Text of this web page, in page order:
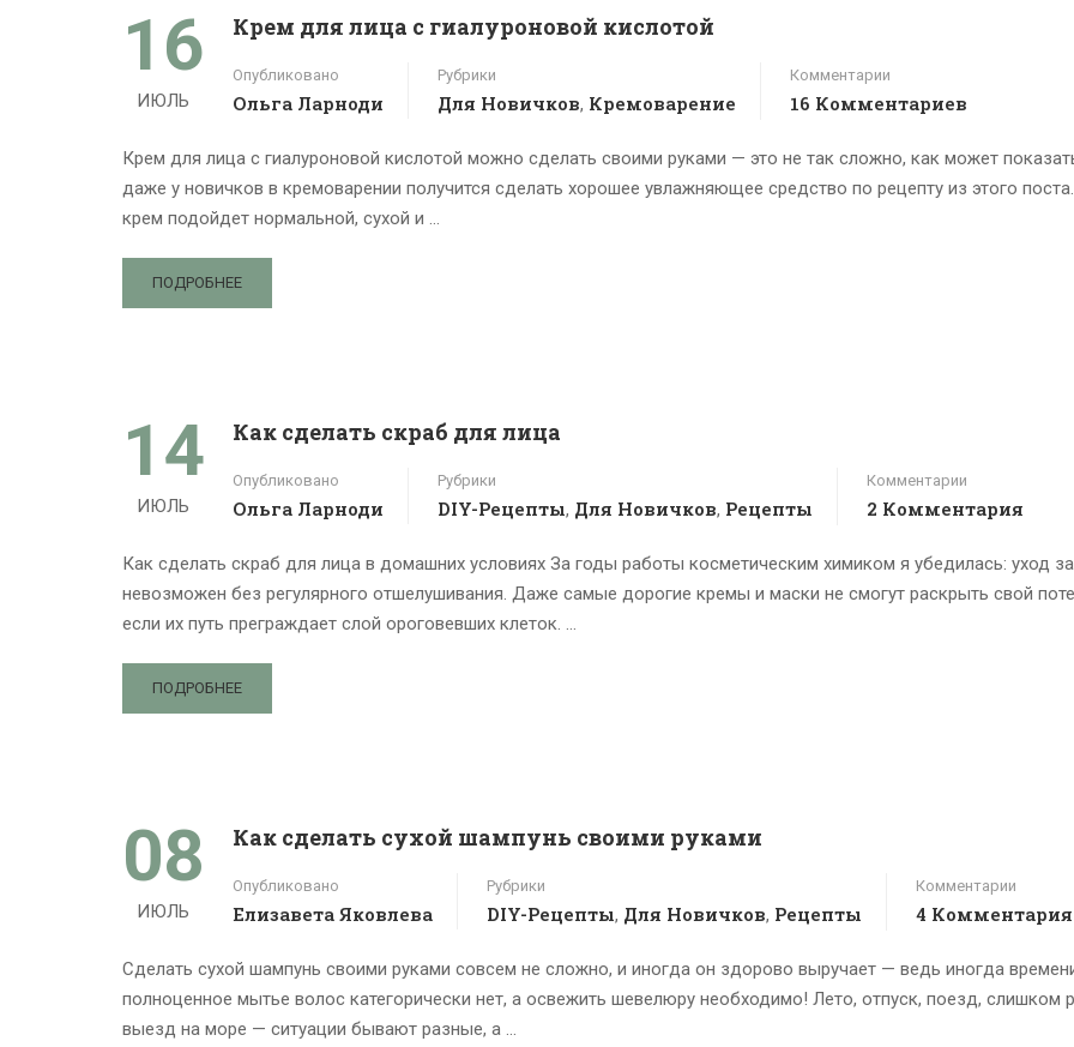
16
ИЮЛЬ
Крем для лица с гиалуроновой кислотой
Опубликовано
Ольга Ларноди
Рубрики
Для Новичков, Кремоварение
Комментарии
16 Комментариев
Крем для лица с гиалуроновой кислотой можно сделать своими руками — это не так сложно, как может
даже у новичков в кремоварении получится сделать хорошее увлажняющее средство по рецепту из этого
крем подойдет нормальной, сухой и …
ПОДРОБНЕЕ
14
ИЮЛЬ
Как сделать скраб для лица
Опубликовано
Ольга Ларноди
Рубрики
DIY-Рецепты, Для Новичков, Рецепты
Комментарии
2 Комментария
Как сделать скраб для лица в домашних условиях За годы работы косметическим химиком я убедилась: уход
невозможен без регулярного отшелушивания. Даже самые дорогие кремы и маски не смогут раскрыть свой
если их путь преграждает слой ороговевших клеток. …
ПОДРОБНЕЕ
08
ИЮЛЬ
Как сделать сухой шампунь своими руками
Опубликовано
Елизавета Яковлева
Рубрики
DIY-Рецепты, Для Новичков, Рецепты
Комментарии
4 Комментария
Сделать сухой шампунь своими руками совсем не сложно, и иногда он здорово выручает — ведь иногда
полноценное мытье волос категорически нет, а освежить шевелюру необходимо! Лето, отпуск, поезд, слишком
выезд на море — ситуации бывают разные, а …